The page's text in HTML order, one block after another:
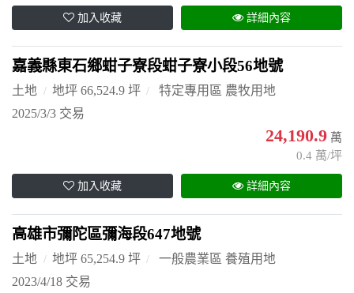
加入收藏 詳細內容
嘉義縣東石鄉蚶子寮段蚶子寮小段56地號
土地 地坪 66,524.9 坪
特定專用區 農牧用地
2025/3/3 交易
24,190.9 萬
0.4 萬/坪
加入收藏 詳細內容
高雄市彌陀區彌海段647地號
土地 地坪 65,254.9 坪
一般農業區 養殖用地
2023/4/18 交易